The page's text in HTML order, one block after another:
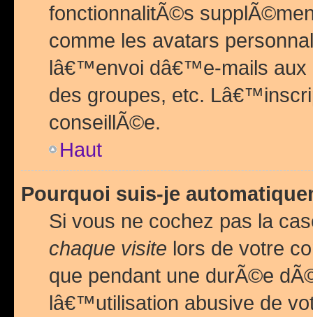
fonctionnalitÃ©s
comme les avatars
lâ€™envoi dâ€™e-mails
des groupes, etc.
conseillÃ©e.
Haut
Pourquoi suis-je
Si vous ne cochez pas la
chaque visite lors de votre
que pendant une durÃ©e
lâ€™utilisation abusive de